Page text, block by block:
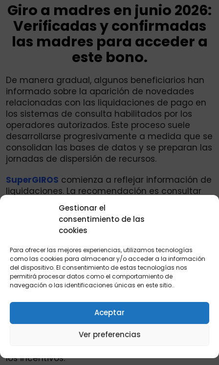
Gestionar el
consentimiento de las
cookies
Para ofrecer las mejores experiencias, utilizamos tecnologías
como las cookies para almacenar y/o acceder a la información
del dispositivo. El consentimiento de estas tecnologías nos
permitirá procesar datos como el comportamiento de
navegación o las identificaciones únicas en este sitio..
Aceptar
Ver preferencias
Giro a madres en junio 2026:
Verificadas y confirmadas
las madres para acceder a
este bono.
De manera gradual, algunos beneficiarios han
informado sobre la aparición de novedades
relacionadas con las liquidaciones de pago en
los sistemas de consulta habilitados por los
operadores autorizados. Este proceso suele
desarrollarse progresivamente a medida que se
consolidan las bases de datos y se preparan las
jornadas de dispersión de recursos.
SuperGIROS comienza a reflejar información de
liquidaciones. La recomendación es consultar
periódicamente los canales oficiales para
verificar si existen novedades relacionadas con
la asignación de pagos, fechas de cobro y
disponibilidad de recursos. Giro a madres en
junio 2026.
¿Qué hacer si el valor recibido no coincide con
lo esperado?. En ocasiones, algunos
beneficiarios pueden encontrar diferencias
entre el valor que esperaban recibir y el monto
reflejado en los sistemas de pago. Estas
situaciones pueden estar asociadas a procesos
de actualización de información, validaciones
los incentivos.